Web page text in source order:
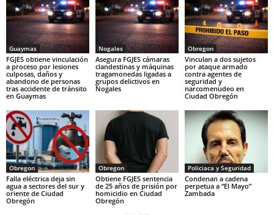
Guaymas
FGJES obtiene vinculación
a proceso por lesiones
culposas, daños y
abandono de personas
tras accidente de tránsito
en Guaymas
Nogales
Asegura FGJES cámaras
clandestinas y máquinas
tragamonedas ligadas a
grupos delictivos en
Nogales
Obregon
Vinculan a dos sujetos
por ataque armado
contra agentes de
seguridad y
narcomenudeo en
Ciudad Obregón
Obregon
Falla eléctrica deja sin
agua a sectores del sur y
oriente de Ciudad
Obregón
Obregon
Obtiene FGJES sentencia
de 25 años de prisión por
homicidio en Ciudad
Obregón
Policiaca y Seguridad
Condenan a cadena
perpetua a “El Mayo”
Zambada